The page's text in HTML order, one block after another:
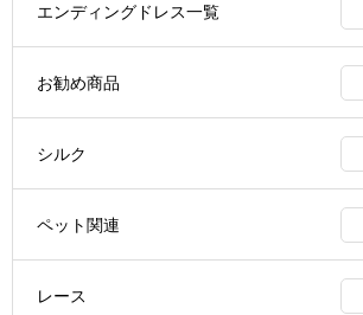
エンディングドレス一覧
お勧め商品
シルク
ペット関連
レース